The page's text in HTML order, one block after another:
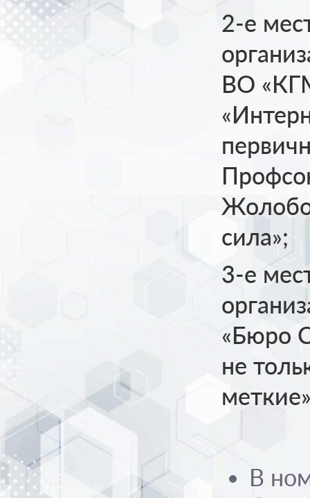
2-е
ВО
сила»;
3-е
«Бюро
не
В